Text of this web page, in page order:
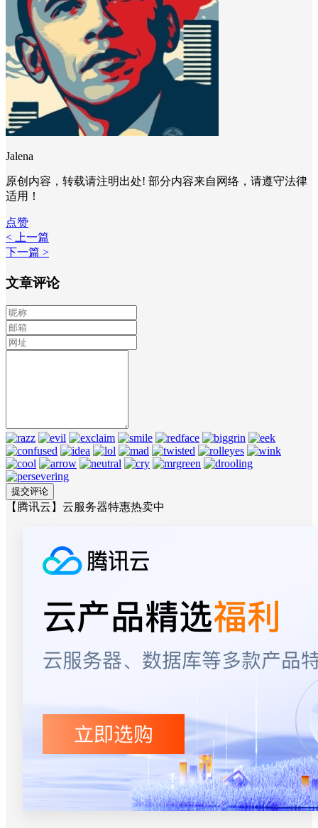
Jalena
原创内容，转载请注明出处! 部分内容来自网络，请遵守法律
适用！
点赞
< 上一篇
下一篇 >
文章评论
【腾讯云】云服务器特惠热卖中